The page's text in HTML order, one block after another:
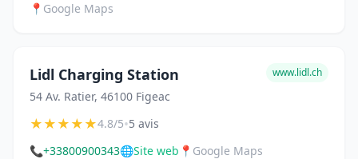
📍 Google Maps
Lidl Charging Station
54 Av. Ratier, 46100 Figeac
www.lidl.ch
★★★★★4.8/5•5 avis
📞+33800900343🌐Site web 📍 Google Maps